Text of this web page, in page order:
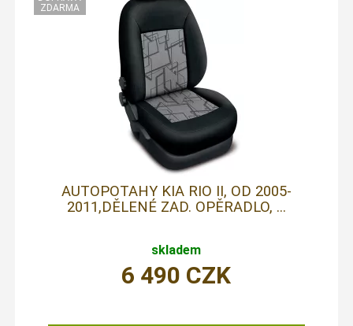
AUTOPOTAHY KIA RIO II, OD 2005-
2011,DĚLENÉ ZAD. OPĚRADLO, ...
skladem
6 490 CZK